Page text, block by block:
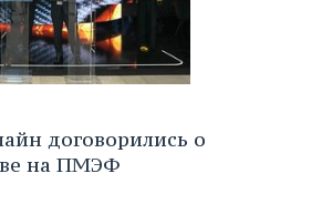
договорились о
на ПМЭФ